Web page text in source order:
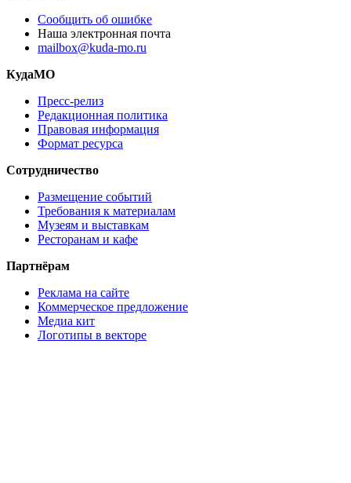
Сообщить об ошибке
Наша электронная почта
mailbox@kuda-mo.ru
КудаМО
Пресс-релиз
Редакционная политика
Правовая информация
Формат ресурса
Сотрудничество
Размещение событий
Требования к материалам
Музеям и выставкам
Ресторанам и кафе
Партнёрам
Реклама на сайте
Коммерческое предложение
Медиа кит
Логотипы в векторе